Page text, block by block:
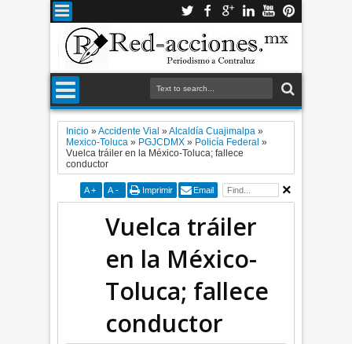
Inicio »Accidente Vial »Alcaldía Cuajimalpa »
Mexico-Toluca » PGJCDMX » Policía Federal »
Vuelca tráiler en la México-Toluca; fallece
conductor
A + A - Imprimir Email
Vuelca tráiler
en la México-
Toluca; fallece
conductor